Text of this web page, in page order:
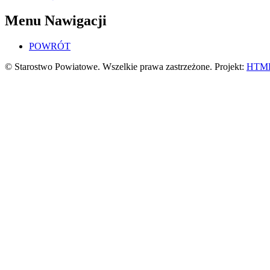
Menu Nawigacji
POWRÓT
© Starostwo Powiatowe. Wszelkie prawa zastrzeżone. Projekt: